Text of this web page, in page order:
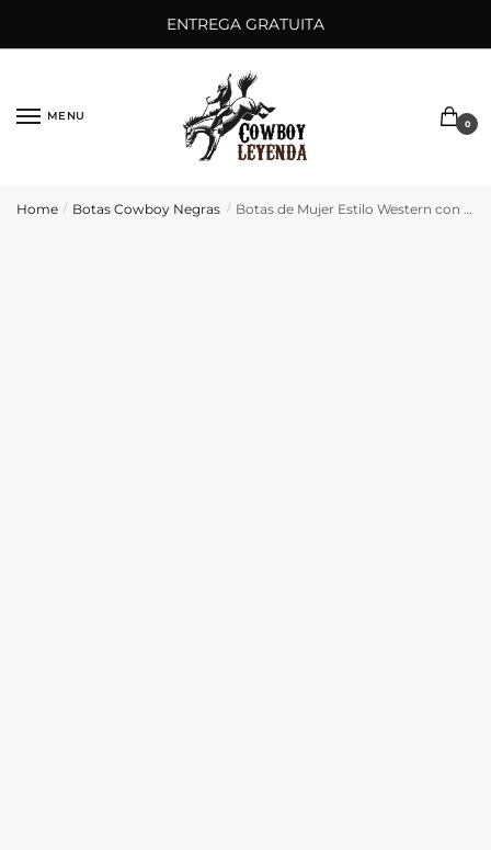
ENTREGA GRATUITA
MENU
0
Home / Botas Cowboy Negras / Botas de Mujer Estilo Western con Tacón Alto